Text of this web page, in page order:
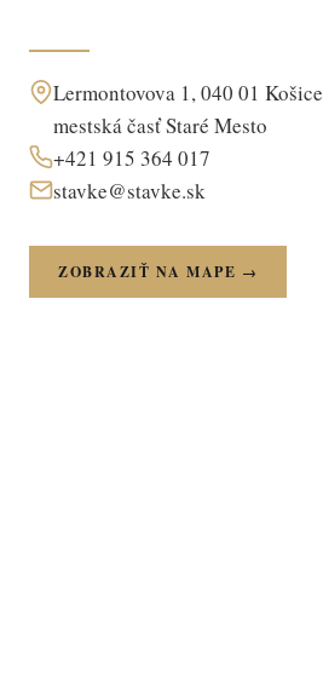
Lermontovova 1, 040 01 Košice
mestská časť Staré Mesto
+421 915 364 017
stavke@stavke.sk
ZOBRAZIŤ NA MAPE →